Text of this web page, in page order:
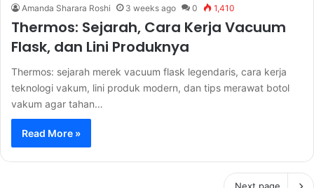
Amanda Sharara Roshi 3 weeks ago 0 1,410
Thermos: Sejarah, Cara Kerja Vacuum
Flask, dan Lini Produknya
Thermos: sejarah merek vacuum flask legendaris, cara kerja
teknologi vakum, lini produk modern, dan tips merawat botol
vakum agar tahan…
Read More »
Next page